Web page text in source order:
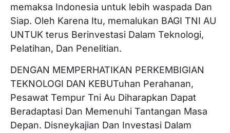
memaksa Indonesia untuk lebih waspada Dan
Siap. Oleh Karena Itu, memalukan BAGI TNI AU
UNTUK terus Berinvestasi Dalam Teknologi,
Pelatihan, Dan Penelitian.
DENGAN MEMPERHATIKAN PERKEMBIGIAN
TEKNOLOGI DAN KEBUTuhan Perahanan,
Pesawat Tempur Tni Au Diharapkan Dapat
Beradaptasi Dan Memenuhi Tantangan Masa
Depan. Disneykajian Dan Investasi Dalam